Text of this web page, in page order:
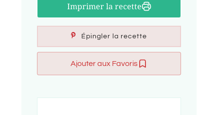
Imprimer la recette
Épingler la recette
Ajouter aux Favoris